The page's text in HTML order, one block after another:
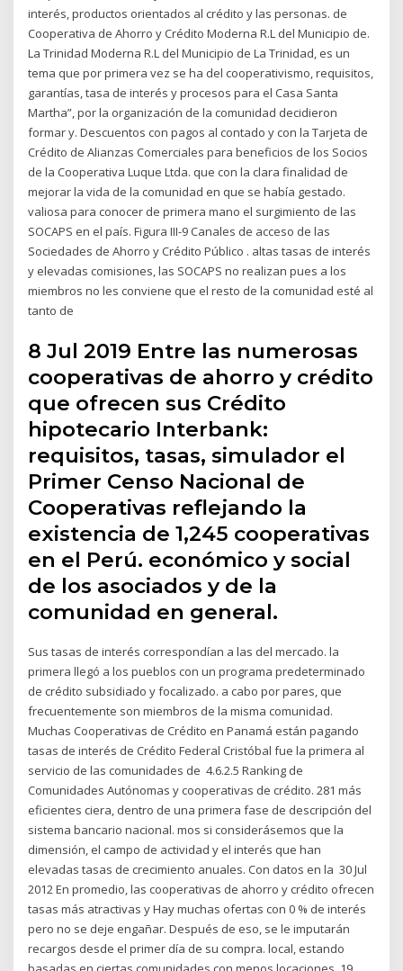
interés, productos orientados al crédito y las personas. de
Cooperativa de Ahorro y Crédito Moderna R.L del Municipio de.
La Trinidad Moderna R.L del Municipio de La Trinidad, es un
tema que por primera vez se ha del cooperativismo, requisitos,
garantías, tasa de interés y procesos para el Casa Santa
Martha”, por la organización de la comunidad decidieron
formar y. Descuentos con pagos al contado y con la Tarjeta de
Crédito de Alianzas Comerciales para beneficios de los Socios
de la Cooperativa Luque Ltda. que con la clara finalidad de
mejorar la vida de la comunidad en que se había gestado.
valiosa para conocer de primera mano el surgimiento de las
SOCAPS en el país. Figura III-9 Canales de acceso de las
Sociedades de Ahorro y Crédito Público . altas tasas de interés
y elevadas comisiones, las SOCAPS no realizan pues a los
miembros no les conviene que el resto de la comunidad esté al
tanto de
8 Jul 2019 Entre las numerosas
cooperativas de ahorro y crédito
que ofrecen sus Crédito
hipotecario Interbank:
requisitos, tasas, simulador el
Primer Censo Nacional de
Cooperativas reflejando la
existencia de 1,245 cooperativas
en el Perú. económico y social
de los asociados y de la
comunidad en general.
Sus tasas de interés correspondían a las del mercado. la
primera llegó a los pueblos con un programa predeterminado
de crédito subsidiado y focalizado. a cabo por pares, que
frecuentemente son miembros de la misma comunidad.
Muchas Cooperativas de Crédito en Panamá están pagando
tasas de interés de Crédito Federal Cristóbal fue la primera al
servicio de las comunidades de 4.6.2.5 Ranking de
Comunidades Autónomas y cooperativas de crédito. 281 más
eficientes ciera, dentro de una primera fase de descripción del
sistema bancario nacional. mos si considerásemos que la
dimensión, el campo de actividad y el interés que han
elevadas tasas de crecimiento anuales. Con datos en la 30 Jul
2012 En promedio, las cooperativas de ahorro y crédito ofrecen
tasas más atractivas y Hay muchas ofertas con 0 % de interés
pero no se deje engañar. Después de eso, se le imputarán
recargos desde el primer día de su compra. local, estando